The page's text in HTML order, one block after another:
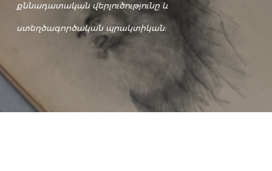
քննադատական վերլուծությունը և
ստեղծագործական պրակտիկան: